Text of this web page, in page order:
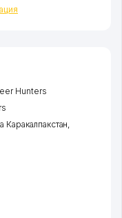
Hunters
Каракалпакстан